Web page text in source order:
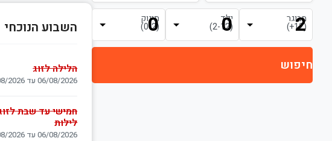
מבוגר
(12+)
ילד
(2-12)
תינוק
(0-2) השבוע הנוכחי
הלילה לזוג
06/08/2026 עד 07/08/2026
לילות
06/08/2026 עד 08/08/2026